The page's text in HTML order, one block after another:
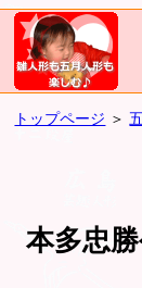
トップページ ＞
本多忠